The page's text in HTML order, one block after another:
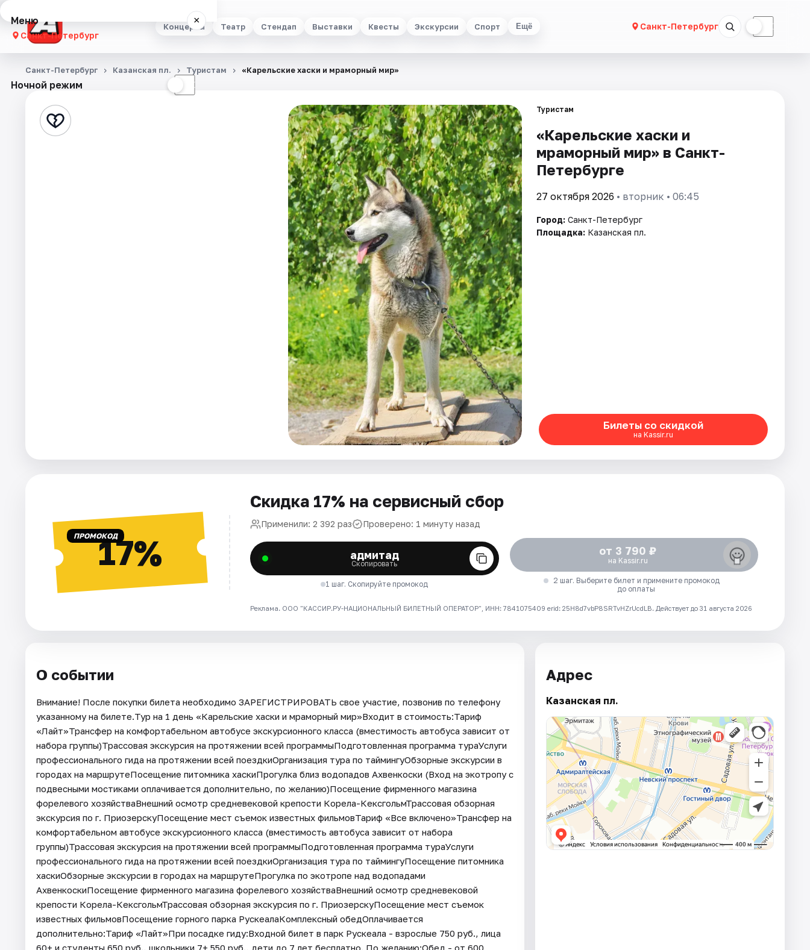
Концерты Театр Стендап Выставки Квесты Экскурсии Спорт Ещё Санкт-Петербург ☾
Меню ×
Санкт-Петербург
Концерты
Стендап
Ночной режим ☾
Санкт-Петербург Казанская пл. Туристам «Карельские хаски и мраморный мир»
Туристам
«Карельские хаски и
мраморный мир» в Санкт-
Петербурге
27 октября 2026 • вторник • 06:45
Город: Санкт-Петербург
Площадка: Казанская пл.
Билеты со скидкой
на Kassir.ru
ПРОМОКОД17%
Скидка 17% на сервисный сбор
Применили: 2 392 раз Проверено: 1 минуту назад
адмитад
Скопировать
1 шаг. Скопируйте промокод
от 3 790 ₽
на Kassir.ru
2 шаг. Выберите билет и примените промокод
до оплаты
Реклама. ООО "КАССИР.РУ-НАЦИОНАЛЬНЫЙ БИЛЕТНЫЙ ОПЕРАТОР", ИНН: 7841075409 erid: 25H8d7vbP8SRTvHZrUcdLB. Действует до 31 августа 2026
О событии
Внимание! После покупки билета необходимо ЗАРЕГИСТРИРОВАТЬ свое участие, позвонив по телефону
указанному на билете.Тур на 1 день «Карельские хаски и мраморный мир»Входит в стоимость:Тариф
«Лайт»Трансфер на комфортабельном автобусе экскурсионного класса (вместимость автобуса зависит от
набора группы)Трассовая экскурсия на протяжении всей программыПодготовленная программа тураУслуги
профессионального гида на протяжении всей поездкиОрганизация тура по таймингуОбзорные экскурсии в
городах на маршрутеПосещение питомника хаскиПрогулка близ водопадов Ахвенкоски (Вход на экотропу с
подвесными мостиками оплачивается дополнительно, по желанию)Посещение фирменного магазина
форелевого хозяйстваВнешний осмотр средневековой крепости Корела-КексгольмТрассовая обзорная
экскурсия по г. ПриозерскуПосещение мест съемок известных фильмовТариф «Все включено»Трансфер на
комфортабельном автобусе экскурсионного класса (вместимость автобуса зависит от набора
группы)Трассовая экскурсия на протяжении всей программыПодготовленная программа тураУслуги
профессионального гида на протяжении всей поездкиОрганизация тура по таймингуПосещение питомника
хаскиОбзорные экскурсии в городах на маршрутеПрогулка по экотропе над водопадами
АхвенкоскиПосещение фирменного магазина форелевого хозяйстваВнешний осмотр средневековой
крепости Корела-КексгольмТрассовая обзорная экскурсия по г. ПриозерскуПосещение мест съемок
известных фильмовПосещение горного парка РускеалаКомплексный обедОплачивается
дополнительно:Тариф «Лайт»При посадке гиду:Входной билет в парк Рускеала - взрослые 750 руб., лица
Адрес
Казанская пл.